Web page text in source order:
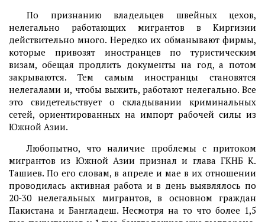
По признанию владельцев швейных цехов,
нелегально работающих мигрантов в Киргизии
действительно много. Нередко их обманывают фирмы,
которые привозят иностранцев по туристическим
визам, обещая продлить документы на год, а потом
закрываются. Тем самым иностранцы становятся
нелегалами и, чтобы выжить, работают нелегально. Все
это свидетельствует о складывании криминальных
сетей, ориентированных на импорт рабочей силы из
Южной Азии.
Любопытно, что наличие проблемы с притоком
мигрантов из Южной Азии признал и глава ГКНБ К.
Ташиев. По его словам, в апреле и мае в их отношении
проводилась активная работа и в день выявлялось по
20-30 нелегальных мигрантов, в основном граждан
Пакистана и Бангладеш. Несмотря на то что более 1,5